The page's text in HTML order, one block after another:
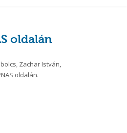
oldalán
Zachar István,
oldalán.